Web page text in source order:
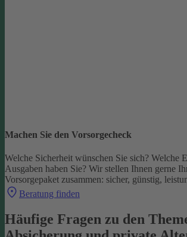
Machen Sie den Vorsorgecheck
Welche Sicherheit wünschen Sie sich? Welche
Ausgaben haben Sie? Wir stellen Ihnen gerne
Vorsorgepaket zusammen: sicher, günstig,
Beratung finden
Häufige Fragen zu den